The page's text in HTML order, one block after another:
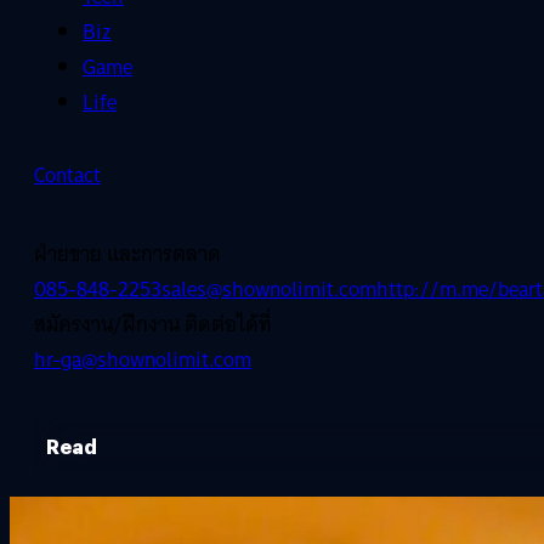
Biz
Game
Life
Contact
ฝ่ายขาย และการตลาด
085-848-2253sales@shownolimit.comhttp://m.me/
สมัครงาน/ฝึกงาน ติดต่อได้ที่
hr-ga@shownolimit.com
Read